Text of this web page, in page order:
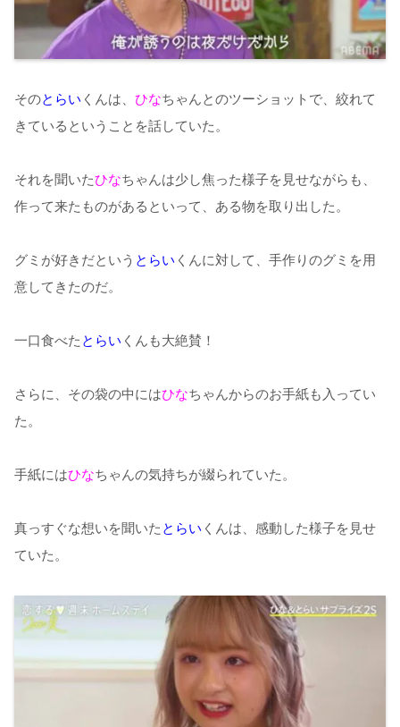
そのとらい くんは、 ひなちゃんとのツーショットで、絞れて
きているということを話していた。
それを聞いたひなちゃんは少し焦った様子を見せながらも、
作って来たものがあるといって、ある物を取り出した。
グミが好きだという とらい くんに対して、手作りのグミを用
意してきたのだ。
一口食べた とらい くんも大絶賛！
さらに、その袋の中にはひなちゃんからのお手紙も入ってい
た。
手紙にはひなちゃんの気持ちが綴られていた。
真っすぐな想いを聞いた とらい くんは、感動した様子を見せ
ていた。